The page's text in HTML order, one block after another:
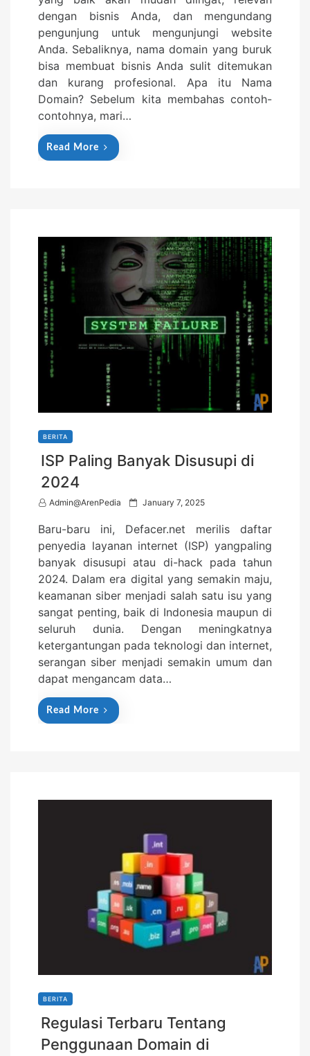
o
n
dengan bisnis Anda, dan mengundang
pengunjung untuk mengunjungi website
Anda. Sebaliknya, nama domain yang buruk
bisa membuat bisnis Anda sulit ditemukan
dan kurang profesional. Apa itu Nama
Domain? Sebelum kita membahas contoh-
contohnya, mari…
Read More
BERITA
ISP Paling Banyak Disusupi di
2024
Admin@ArenPedia
P
s
t
e
d
o
n
January 7, 2025
Baru-baru ini, Defacer.net merilis daftar
penyedia layanan internet (ISP) yangpaling
banyak disusupi atau di-hack pada tahun
2024. Dalam era digital yang semakin maju,
keamanan siber menjadi salah satu isu yang
sangat penting, baik di Indonesia maupun di
seluruh dunia. Dengan meningkatnya
ketergantungan pada teknologi dan internet,
serangan siber menjadi semakin umum dan
dapat mengancam data…
Read More
BERITA
Regulasi Terbaru Tentang
Penggunaan Domain di